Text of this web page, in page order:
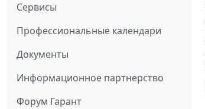
Сервисы
Профессиональные календари
Документы
Информационное партнерство
Форум Гарант